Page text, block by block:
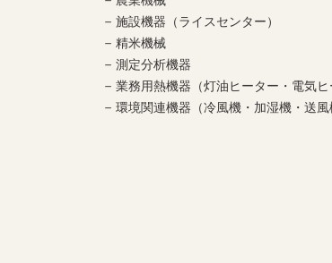
施設機器（ライスセンター）
精米機械
測定分析機器
業務用熱機器（灯油ヒーター・電気ヒ
環境関連機器（冷風機・加湿機・送風